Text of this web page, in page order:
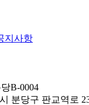
지사항
B-0004
분당구 판교역로